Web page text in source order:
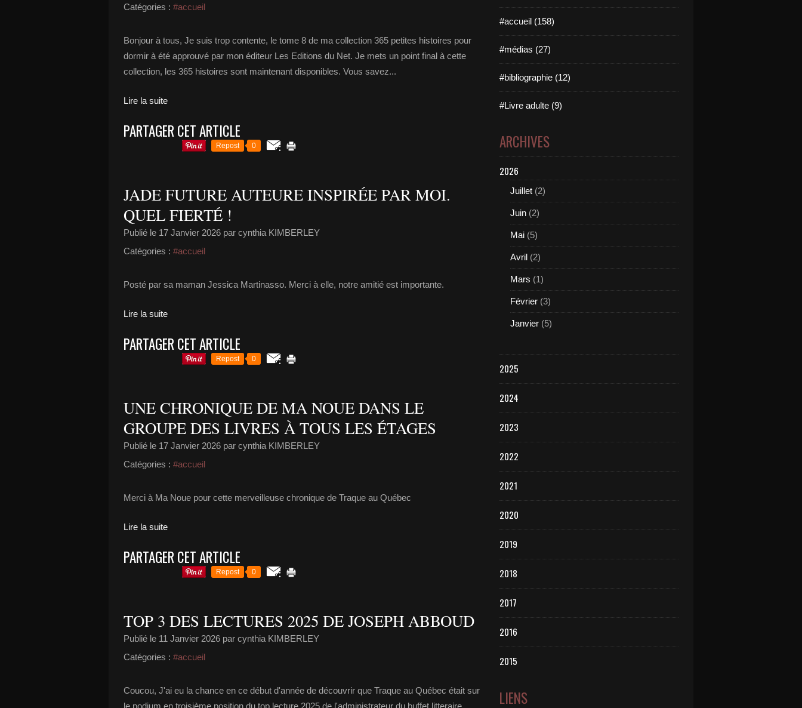
Catégories : #accueil
Bonjour à tous, Je suis trop contente, le tome 8 de ma collection 365 petites histoires pour
dormir à été approuvé par mon éditeur Les Editions du Net. Je mets un point final à cette
collection, les 365 histoires sont maintenant disponibles. Vous savez...
Lire la suite
PARTAGER CET ARTICLE
Repost 0
JADE FUTURE AUTEURE INSPIRÉE PAR MOI.
QUEL FIERTÉ !
Publié le 17 Janvier 2026 par cynthia KIMBERLEY
Catégories : #accueil
Posté par sa maman Jessica Martinasso. Merci à elle, notre amitié est importante.
Lire la suite
PARTAGER CET ARTICLE
Repost 0
UNE CHRONIQUE DE MA NOUE DANS LE
GROUPE DES LIVRES À TOUS LES ÉTAGES
Publié le 17 Janvier 2026 par cynthia KIMBERLEY
Catégories : #accueil
Merci à Ma Noue pour cette merveilleuse chronique de Traque au Québec
Lire la suite
PARTAGER CET ARTICLE
Repost 0
TOP 3 DES LECTURES 2025 DE JOSEPH ABBOUD
Publié le 11 Janvier 2026 par cynthia KIMBERLEY
Catégories : #accueil
Coucou, J'ai eu la chance en ce début d'année de découvrir que Traque au Québec était sur
le podium en troisième position du top lecture 2025 de l'administrateur du buffet litteraire
#accueil (158)
#médias (27)
#bibliographie (12)
#Livre adulte (9)
ARCHIVES
2026
Juillet (2)
Juin (2)
Mai (5)
Avril (2)
Mars (1)
Février (3)
Janvier (5)
2025
2024
2023
2022
2021
2020
2019
2018
2017
2016
2015
LIENS